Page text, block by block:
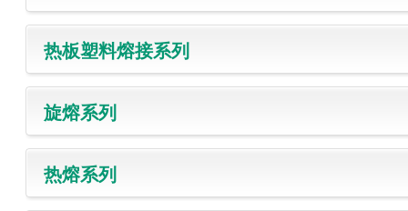
热板塑料熔接系列
旋熔系列
热熔系列